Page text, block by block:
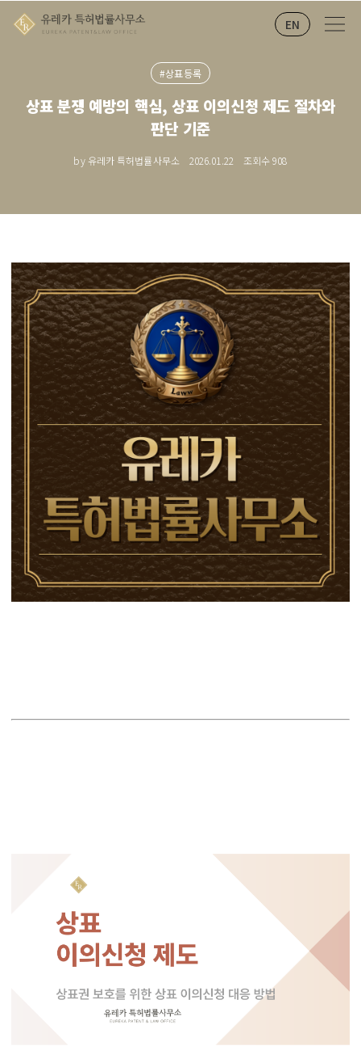
EN
#상표등록
상표 분쟁 예방의 핵심, 상표 이의신청 제도 절차와
판단 기준
by 유레카 특허법률사무소 2026.01.22 조회수908